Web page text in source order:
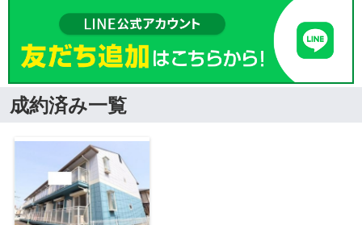
成約済み一覧